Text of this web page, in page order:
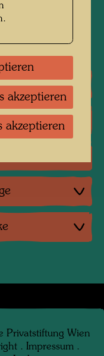
oeuvre no. was
1977
Privatstiftung Wien
. Impressum .
akzeptieren
akzeptieren